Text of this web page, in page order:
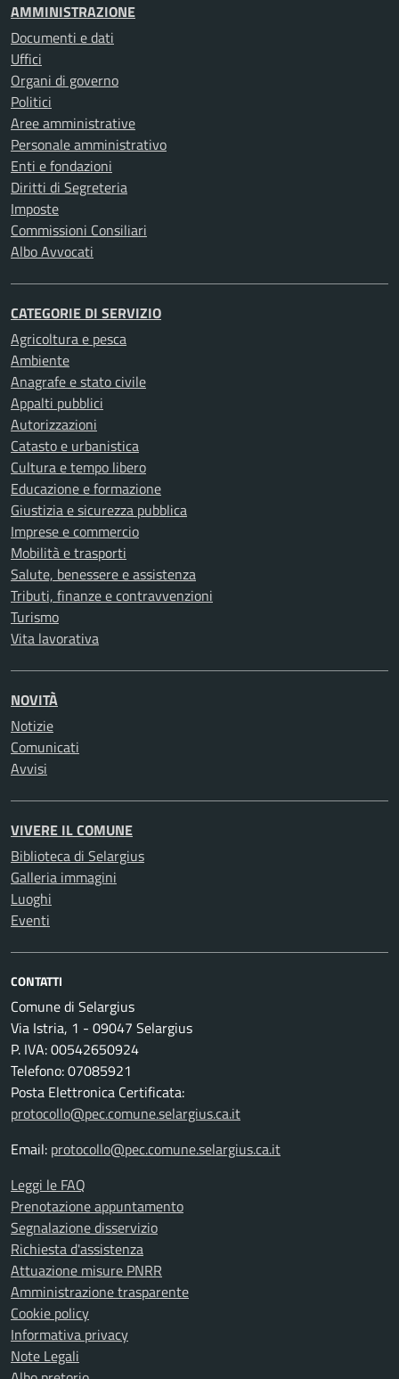
AMMINISTRAZIONE
Documenti e dati
Uffici
Organi di governo
Politici
Aree amministrative
Personale amministrativo
Enti e fondazioni
Diritti di Segreteria
Imposte
Commissioni Consiliari
Albo Avvocati
CATEGORIE DI SERVIZIO
Agricoltura e pesca
Ambiente
Anagrafe e stato civile
Appalti pubblici
Autorizzazioni
Catasto e urbanistica
Cultura e tempo libero
Educazione e formazione
Giustizia e sicurezza pubblica
Imprese e commercio
Mobilità e trasporti
Salute, benessere e assistenza
Tributi, finanze e contravvenzioni
Turismo
Vita lavorativa
NOVITÀ
Notizie
Comunicati
Avvisi
VIVERE IL COMUNE
Biblioteca di Selargius
Galleria immagini
Luoghi
Eventi
CONTATTI
Comune di Selargius
Via Istria, 1 - 09047 Selargius
P. IVA: 00542650924
Telefono: 07085921
Posta Elettronica Certificata:
protocollo@pec.comune.selargius.ca.it
Email: protocollo@pec.comune.selargius.ca.it
Leggi le FAQ
Prenotazione appuntamento
Segnalazione disservizio
Richiesta d'assistenza
Attuazione misure PNRR
Amministrazione trasparente
Cookie policy
Informativa privacy
Note Legali